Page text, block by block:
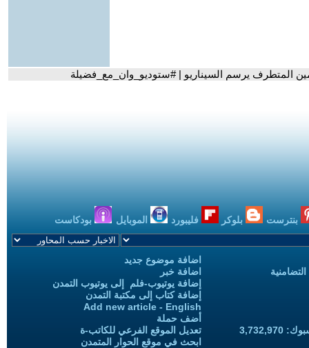
المتطرف يرسم السيناريو | #ستوديو_وان_مع_فضيلة
بنترست بلوكر فليبورد الموبايل بودكاست
اضافة موضوع جديد
اضافة خبر
إضافة يوتيوب-فلم إلى يوتيوب التمدن
إضافة كتاب إلى مكتبة التمدن
Add new article - English
أضف حملة
تعديل الموقع الفرعي للكاتب-ة
ابحث في موقع الحوار المتمدن